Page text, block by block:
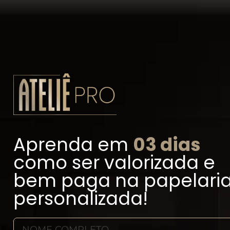
Aprenda em 03 dias
como ser valorizada e
bem paga na
personalizada!